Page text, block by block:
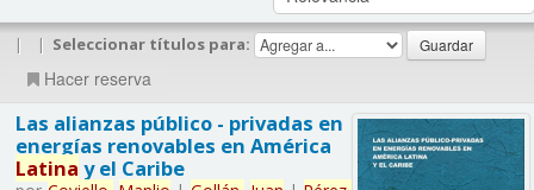
| | Seleccionar títulos para:
Hacer reserva
Las alianzas público - privadas en
energías renovables en América
Latina y el Caribe